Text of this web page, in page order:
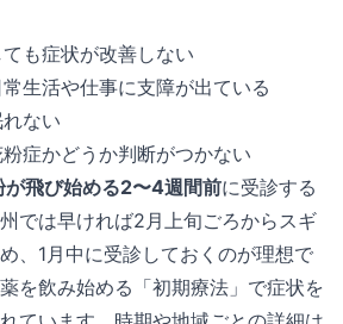
も症状が改善しない
生活や仕事に支障が出ている
ない
症かどうか判断がつかない
が飛び始める2〜4週間前に受診する
では早ければ2月上旬ごろからスギ
、1月中に受診しておくのが理想で
を飲み始める「初期療法」で症状を